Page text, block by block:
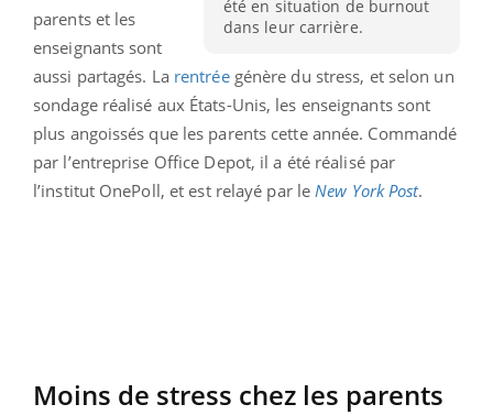
été en situation de burnout
dans leur carrière.
parents et les
enseignants sont
aussi partagés. La rentréegénère du stress, et selon un
sondage réalisé aux États-Unis, les enseignants sont
plus angoissés que les parents cette année. Commandé
par l’entreprise Office Depot, il a été réalisé par
l’institut OnePoll, et est relayé par leNew York Post.
Moins de stress chez les parents